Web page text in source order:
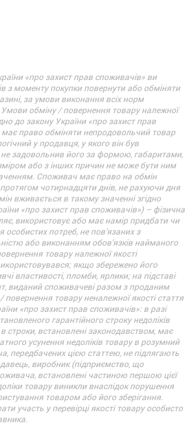
«про захист прав споживачів» ви
з моменту покупки повернути або обміняти
за умови виконання всіх норм
обміну / повернення товару належної
до закону України «про захист прав
право обміняти непродовольчий товар
у продавця, у якого він був
задовольнив його за формою, габаритами,
або з інших причин не може бути ним
Споживач має право на обмін
протягом чотирнадцяти днів, не рахуючи дня
вживається в такому значенні згідно
«про захист прав споживачів») – фізична
використовує або має намір придбати чи
потреб, не пов’язаних з
або виконанням обов’язків найманого
товару належної якості
якщо збережено його
властивості, пломби, ярлики; на підставі
виданий споживачеві разом з проданим
товару неналежної якості стаття
«про захист прав споживачів»: в разі
гарантійного строку недоліків
строки, встановлені законодавством, має
усунення недоліків товару в розумний
передбачених цією статтею, не підлягають
виробник (підприємство, що
встановлені частиною першою цієї
товару виникли внаслідок порушення
товаром або його зберігання.
участь у перевірці якості товару особисто